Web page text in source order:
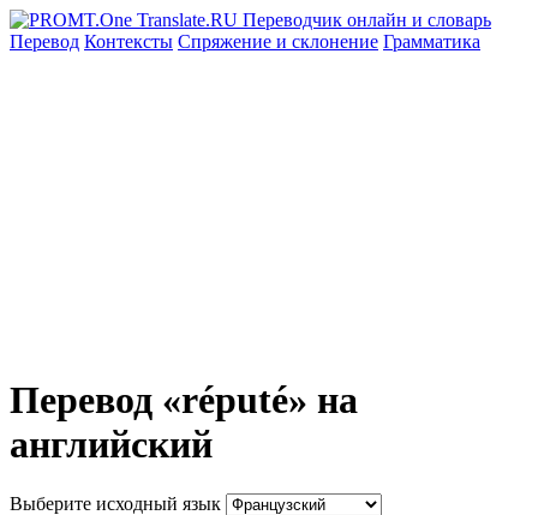
Перевод Контексты Спряжение и склонение Грамматика
Перевод «réputé» на
английский
Выберите исходный язык